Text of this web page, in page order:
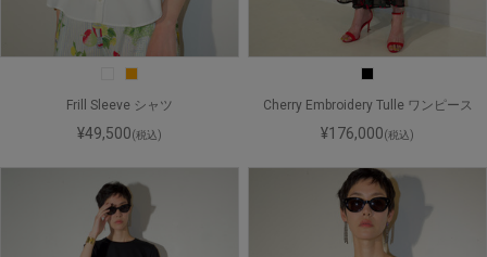
Frill Sleeve シャツ
¥49,500(税込)
Cherry Embroidery Tulle ワンピース
¥176,000(税込)